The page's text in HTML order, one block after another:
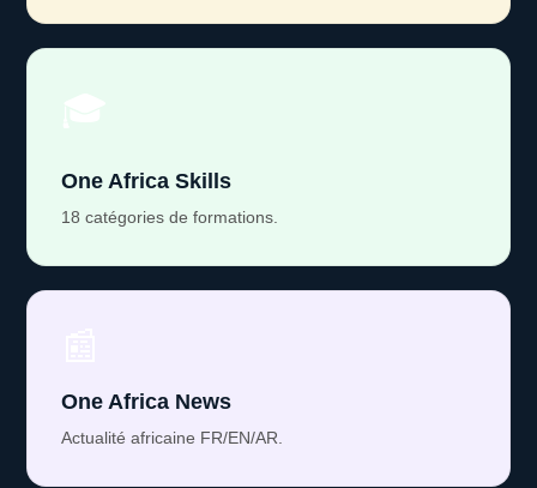
One Africa Skills
18 catégories de formations.
One Africa News
Actualité africaine FR/EN/AR.